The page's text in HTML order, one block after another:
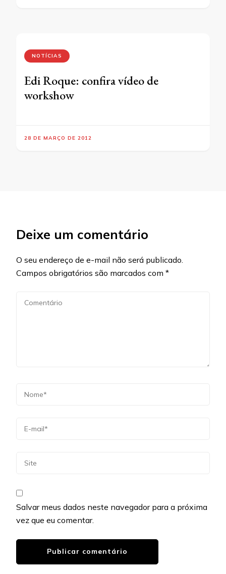
NOTÍCIAS
Edi Roque: confira vídeo de
workshow
28 DE MARÇO DE 2012
Deixe um comentário
O seu endereço de e-mail não será publicado.
Campos obrigatórios são marcados com *
Salvar meus dados neste navegador para a próxima
vez que eu comentar.